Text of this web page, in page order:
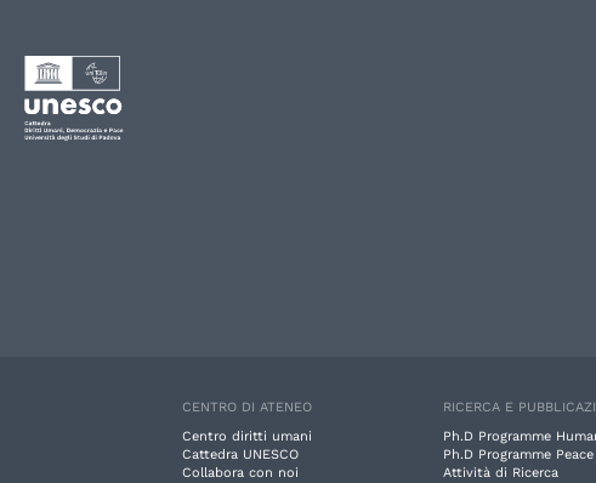
CENTRO DI ATENEO
Centro diritti umani
Cattedra UNESCO
Collabora con noi
RICERCA E
Ph.D Programme
Ph.D Programme
Attività di Ricerca